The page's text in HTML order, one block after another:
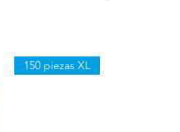
150 piezas XL